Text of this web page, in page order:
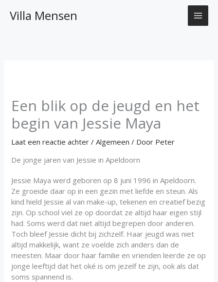
naarVilla Mensen
Een blik op de jeugd en het
begin van Jessie Maya
Laat een reactie achter /Algemeen / Door Peter
De jonge jaren van Jessie in Apeldoorn
Jessie Maya werd geboren op 8 juni 1996 in Apeldoorn.
Ze groeide daar op in een gezin met liefde en steun. Als
kind hield Jessie al van make-up, tekenen en creatief bezig
zijn. Op school viel ze op doordat ze altijd haar eigen stijl
had. Soms werd dat niet altijd begrepen door anderen.
Toch bleef Jessie dicht bij zichzelf. Haar jeugd was niet
altijd makkelijk, want ze voelde zich anders dan de
meesten. Maar door haar familie en vrienden leerde ze op
jonge leeftijd dat het oké is om jezelf te zijn, ook als dat
soms spannend is.